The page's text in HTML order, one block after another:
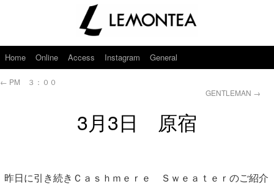
Home Online Access Instagram General
← PM ３：００
GENTLEMAN →
3月3日 原宿
昨日に引き続きＣａｓｈｍｅｒｅ Ｓｗｅａｔｅｒのご紹介